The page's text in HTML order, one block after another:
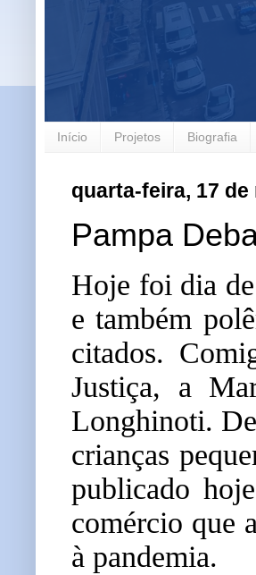
Início Projetos Biografia
quarta-feira, 17
Pampa
Hoje foi dia de
e também
citados.
Justiça, a
Longhinoti.
crianças
publicado
comércio que
à pandemia.